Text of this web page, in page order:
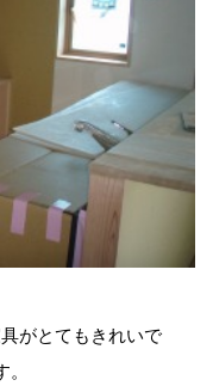
がとてもきれいで